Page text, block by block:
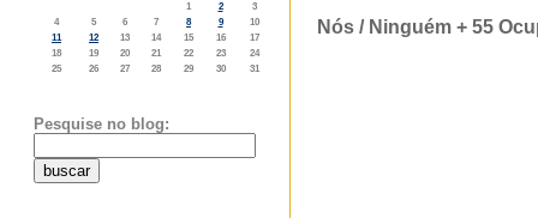
1
2
3
4
5 6 7 8 9
10
11
12 13 14 15 16
17
18
19 20 21 22 23
24
25
26 27 28 29 30 31
Pesquise no blog:
Nós / Ninguém + 55